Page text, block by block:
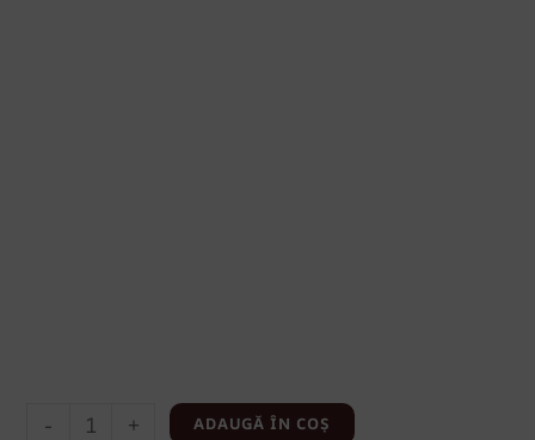
- + ADAUGĂ ÎN COȘ